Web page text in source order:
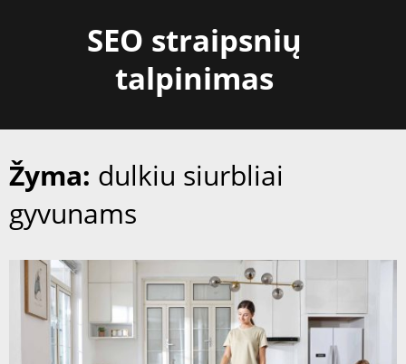
SEO straipsnių
talpinimas
Žyma: dulkiu siurbliai
gyvunams